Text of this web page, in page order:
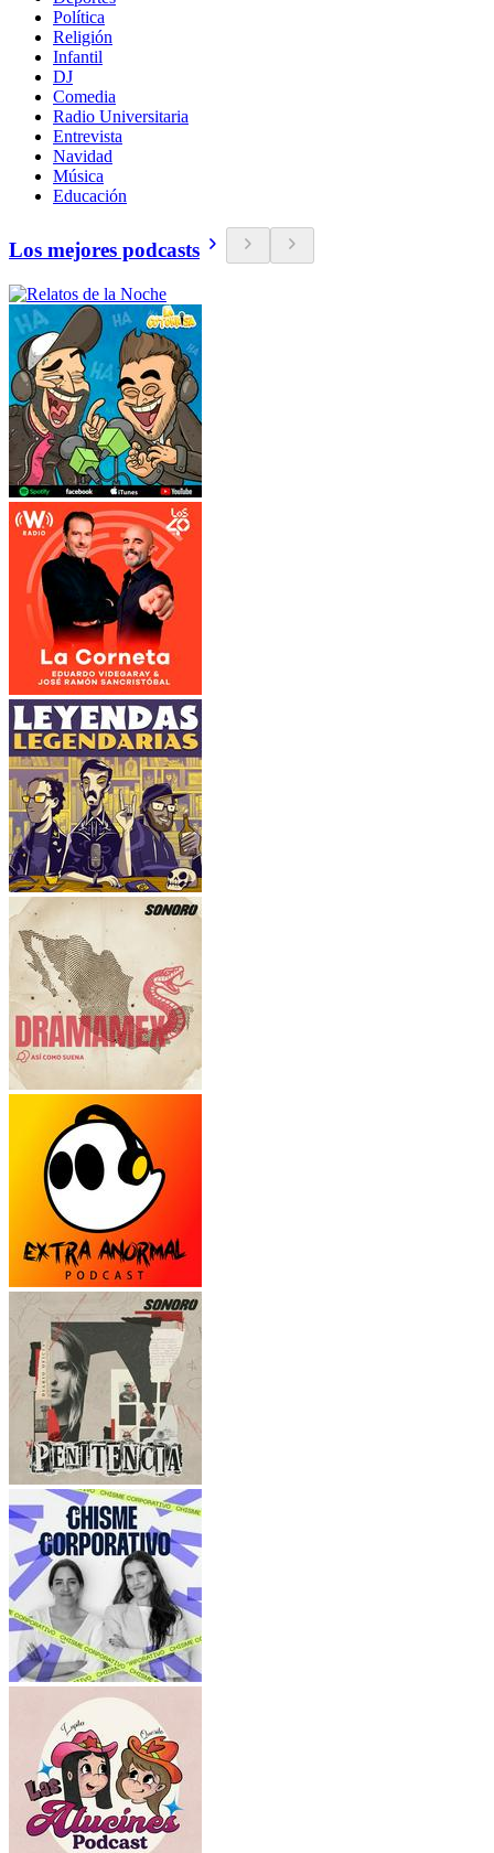
Política
Religión
Infantil
DJ
Comedia
Radio Universitaria
Entrevista
Navidad
Música
Educación
Los mejores podcasts